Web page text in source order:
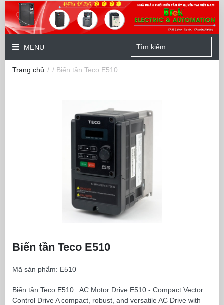
MENU
Trang chủ / / Biến tần Teco E510
Biến tần Teco E510
Mã sản phẩm: E510
Biến tần Teco E510 AC Motor Drive E510 - Compact Vector
Control Drive A compact, robust, and versatile AC Drive with